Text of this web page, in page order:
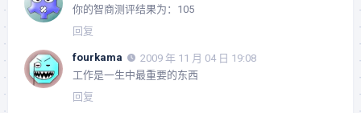
你的智商测评结果为：105
回复
fourkama
2009 年 11 月 04 日 19:08
工作是一生中最重要的东西
回复